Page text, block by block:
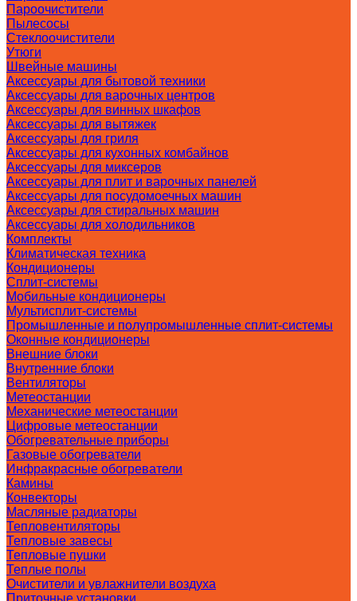
Пароочистители
Пылесосы
Стеклоочистители
Утюги
Швейные машины
Аксессуары для бытовой техники
Аксессуары для варочных центров
Аксессуары для винных шкафов
Аксессуары для вытяжек
Аксессуары для гриля
Аксессуары для кухонных комбайнов
Аксессуары для миксеров
Аксессуары для плит и варочных панелей
Аксессуары для посудомоечных машин
Аксессуары для стиральных машин
Аксессуары для холодильников
Комплекты
Климатическая техника
Кондиционеры
Сплит-системы
Мобильные кондиционеры
Мультисплит-системы
Промышленные и полупромышленные сплит-системы
Оконные кондиционеры
Внешние блоки
Внутренние блоки
Вентиляторы
Метеостанции
Механические метеостанции
Цифровые метеостанции
Обогревательные приборы
Газовые обогреватели
Инфракрасные обогреватели
Камины
Конвекторы
Масляные радиаторы
Тепловентиляторы
Тепловые завесы
Тепловые пушки
Теплые полы
Очистители и увлажнители воздуха
Приточные установки